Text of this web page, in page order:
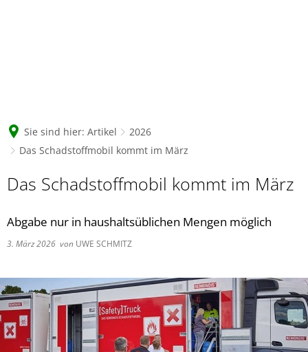
Sie sind hier: Artikel
2026
Das Schadstoffmobil kommt im März
Das Schadstoffmobil kommt im März
Abgabe nur in haushaltsüblichen Mengen möglich
3. März 2026 von UWE SCHMITZ